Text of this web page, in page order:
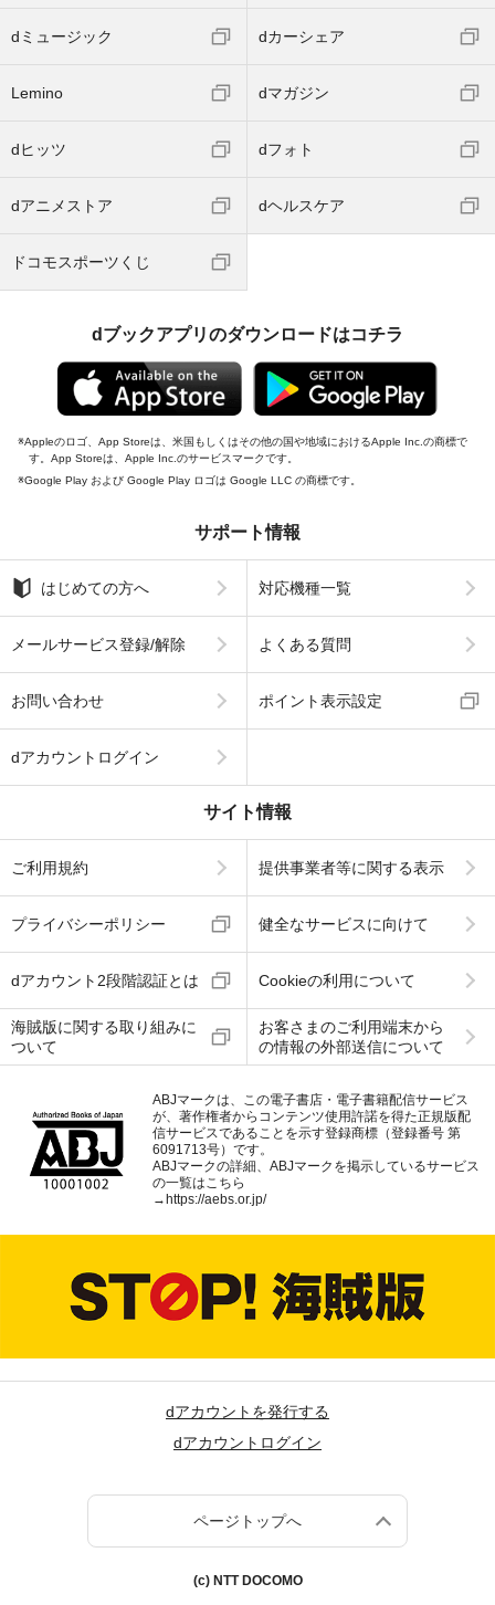
dミュージック dカーシェア
Lemino dマガジン
dヒッツ dフォト
dアニメストア dヘルスケア
ドコモスポーツくじ
dブックアプリのダウンロードはコチラ
Appleのロゴ、App Storeは、米国もしくはその他の国や地域におけるApple Inc.の商標で
す。App Storeは、Apple Inc.のサービスマークです。
Google Play および Google Play ロゴは Google LLC の商標です。
サポート情報
はじめての方へ 対応機種一覧
メールサービス登録/解除 よくある質問
お問い合わせ ポイント表示設定
dアカウントログイン
サイト情報
ご利用規約 提供事業者等に関する表示
プライバシーポリシー 健全なサービスに向けて
dアカウント2段階認証とは Cookieの利用について
海賊版に関する取り組みに
ついて
お客さまのご利用端末から
の情報の外部送信について
ABJマークは、この電子書店・電子書籍配信サービス
が、著作権者からコンテンツ使用許諾を得た正規版配
信サービスであることを示す登録商標（登録番号 第
6091713号）です。
ABJマークの詳細、ABJマークを掲示しているサービス
の一覧はこちら
→ https://aebs.or.jp/
dアカウントを発行する
dアカウントログイン
ページトップへ
(c) NTT DOCOMO